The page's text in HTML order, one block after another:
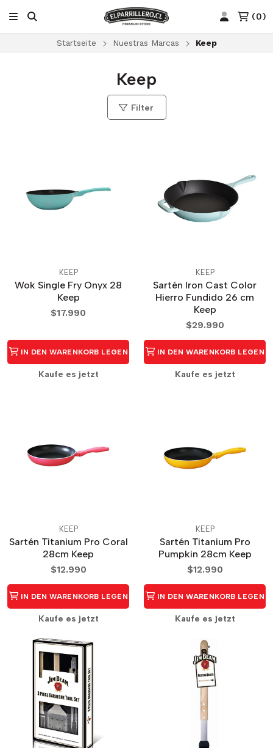
(0)
Startseite Nuestras Marcas Keep
Keep
Filter
KEEP
Wok Single Fry Onyx 28
Keep
$17.990
IN DEN WARENKORB LEGEN
Kaufe es jetzt
KEEP
Sartén Iron Cast Color
Hierro Fundido 26 cm
Keep
$29.990
IN DEN WARENKORB LEGEN
Kaufe es jetzt
KEEP
Sartén Titanium Pro Coral
28cm Keep
$12.990
IN DEN WARENKORB LEGEN
Kaufe es jetzt
KEEP
Sartén Titanium Pro
Pumpkin 28cm Keep
$12.990
IN DEN WARENKORB LEGEN
Kaufe es jetzt